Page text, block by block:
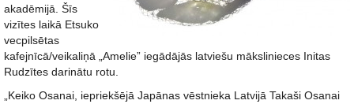
akadēmijā. Šīs
vizītes laikā Etsuko
vecpilsētas
kafejnīcā/veikaliņā „Amelie” iegādājās latviešu mākslinieces Initas
Rudzītes darinātu rotu.
„Keiko Osanai, iepriekšējā Japānas vēstnieka Latvijā Takaši Osanai